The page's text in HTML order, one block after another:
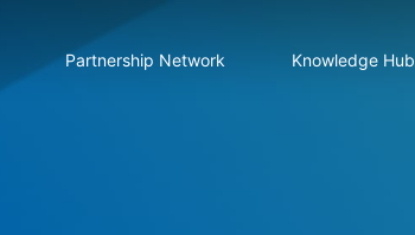
Partnership Network Knowledge Hub